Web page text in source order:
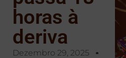
horas à
deriva
Dezembro 29, 2025